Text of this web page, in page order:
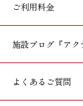
ご利用料金
施設ブログ 『ア
よくあるご質問